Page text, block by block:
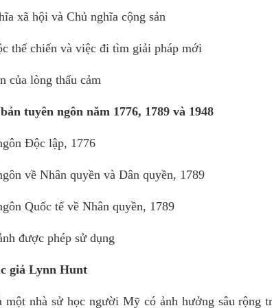
xã hội và Chủ nghĩa cộng sản
thế chiến và việc đi tìm giải pháp mới
của lòng thấu cảm
tuyên ngôn năm 1776, 1789 và 1948
Độc lập, 1776
về Nhân quyền và Dân quyền, 1789
Quốc tế về Nhân quyền, 1789
được phép sử dụng
giả Lynn Hunt
nhà sử học người Mỹ có ảnh hưởng sâu rộng